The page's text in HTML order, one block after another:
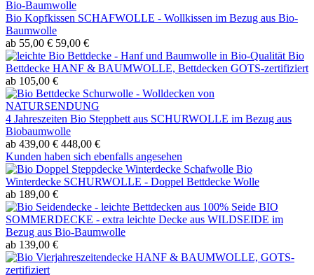
Bio Kopfkissen SCHAFWOLLE - Wollkissen im Bezug aus Bio-
Baumwolle
ab 55,00 € 59,00 €
Bio
Bettdecke HANF & BAUMWOLLE, Bettdecken GOTS-zertifiziert
ab 105,00 €
4 Jahreszeiten Bio Steppbett aus SCHURWOLLE im Bezug aus
Biobaumwolle
ab 439,00 € 448,00 €
Kunden haben sich ebenfalls angesehen
Bio
Winterdecke SCHURWOLLE - Doppel Bettdecke Wolle
ab 189,00 €
BIO
SOMMERDECKE - extra leichte Decke aus WILDSEIDE im
Bezug aus Bio-Baumwolle
ab 139,00 €